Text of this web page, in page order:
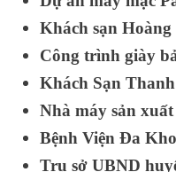
Khách sạn
Công trình giày
Khách Sạn
Nhà máy sản
Bệnh Viện Đa
Trụ sở UBND